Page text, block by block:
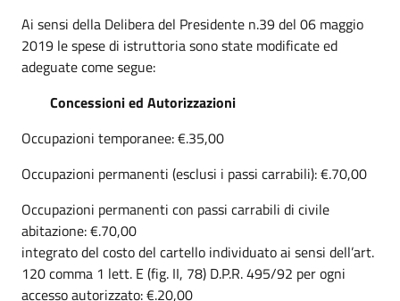
Ai sensi della Delibera del Presidente n.39 del 06 maggio
2019 le spese di istruttoria sono state modificate ed
adeguate come segue:
Concessioni ed Autorizzazioni
Occupazioni temporanee: €.35,00
Occupazioni permanenti (esclusi i passi carrabili): €.70,00
Occupazioni permanenti con passi carrabili di civile
abitazione: €.70,00
integrato del costo del cartello individuato ai sensi dell’art.
120 comma 1 lett. E (fig. II, 78) D.P.R. 495/92 per ogni
accesso autorizzato: €.20,00